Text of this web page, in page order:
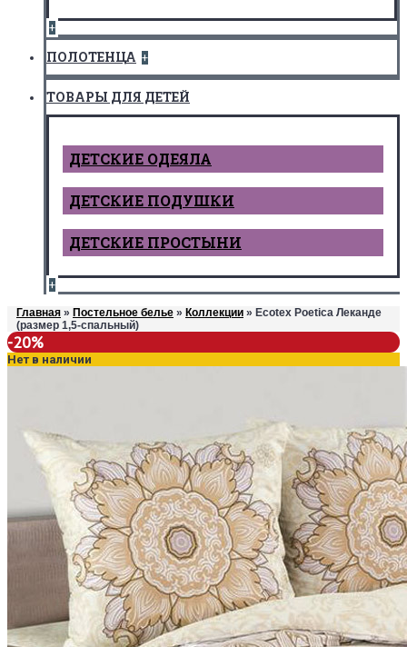
+
ПОЛОТЕНЦА +
ТОВАРЫ ДЛЯ ДЕТЕЙ
ДЕТCКИЕ ОДЕЯЛА
ДЕТСКИЕ ПОДУШКИ
ДЕТСКИЕ ПРОСТЫНИ
+
Главная » Постельное белье » Коллекции » Ecotex Poetica Леканде
(размер 1,5-спальный)
-20%
Нет в наличии